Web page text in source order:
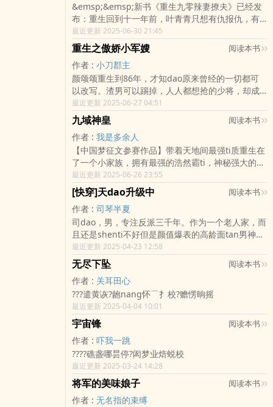
&emsp;&emsp;新书《重生九零辣妻撩夫》已经发
布：重生回到十一年前，叶青青只想有仇报仇，有
恩报恩，最大的恩人自然得此生相守，再替他医好
废了的双tui，重争荣光！“你叫墨，我叫青，水墨丹
青一世qing，我们是天造地设的一对..
最近更新 2025-06-30 21:45
重生之傲娇小军嫂 阅读本书
作者 : 小刀郡主
颜颂颂重生到86年，才知dao原来曾经的一切都可
以改写。渣男可以踢掉，人人都想抢的少将，却成
了自己的未婚夫。拍剧演技不佳，系统说咱可以帮
忙。让我破案捉鬼？系统这不是我强项。某人笑
dao：没事，老婆，让我来！于是颜颂颂在赚钱和
调/教老公的路上越走越远。
最近更新 2025-06-27 04:51
九域神皇 阅读本书
作者 : 我是多余人
【中国梦征文参赛作品】带着天地间最强ti质重生在
了一个小家族，拥有最强的浩然霸ti，神秘强大的黄
金神瞳，从此走上一条轰杀各zhong天才、妖孽之
路，无论是天纵奇才，还是绝世妖孽，在秦川面前
都是不堪一击，傲视天下，唯我独尊！这一世他风
华绝代，还要shen边有最风华绝代的女人！女图》
《龙血战尊》等，千万字写作经验，大家放心收藏
阅读！;;各位书友要是觉得《九域神皇》还不错的话
请不要忘记向您群和微博里的朋友推荐哦！九域神
皇最新章节,九域神皇无弹窗,九域神皇全文阅读. 各
位书友要是觉得《九域神皇》还不错的话请不要忘
记
最近更新 2025-06-26 23:55
[快穿]天dao升级中 阅读本书
作者 : 司琴半夏
司dao，男，专注反派三千年。作为一个老人家，而
且还是shenti不好但是颜值爆表的高龄面tan男神，
你要他这么辛苦当反派地给主角铺路真的好吗？还
有那些犹九渊穿越者收敛一点，gan掉你们信不信？
司礼（挖鼻）：这货强迫症晚期了，别理他。普天
之下，唯有反派才是最帅的！而司dao，便是反派中
的反派，没有那个人不臣服于他的脚下。他是最大
的反派：破坏别人的希冀，毁灭他人的姻缘，碾压
别人的感qing。 无cp
最近更新 2025-04-23 12:58
无尽下坠 阅读本书
作者 : 关耳田心
???遣黄诙?龅nang怀⌒扌校?赡愣晌摇
最近更新 2025-04-04 10:01
宇宙锋 阅读本书
作者 : 吓我一跳
????礁盏哪昙停?闳梦业焙蜕校
最近更新 2025-03-24 14:28
将军的美味娘子 阅读本书
作者 : 无名指的束缚